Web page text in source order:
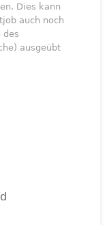
Dies kann
auch noch
des
ausgeübt